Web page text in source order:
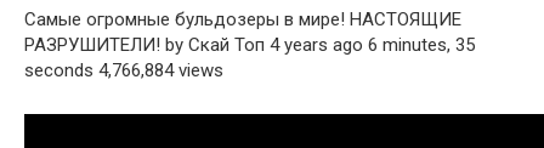
Самые огромные бульдозеры в мире! НАСТОЯЩИЕ
РАЗРУШИТЕЛИ! by Скай Топ 4 years ago 6 minutes, 35
seconds 4,766,884 views